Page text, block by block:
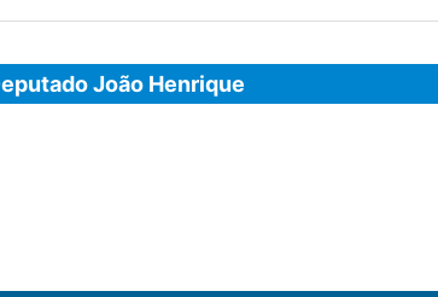
João Henrique